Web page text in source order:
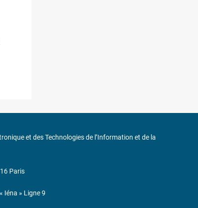
et des Technologies de l’Information et de la
Paris
Iéna » Ligne 9